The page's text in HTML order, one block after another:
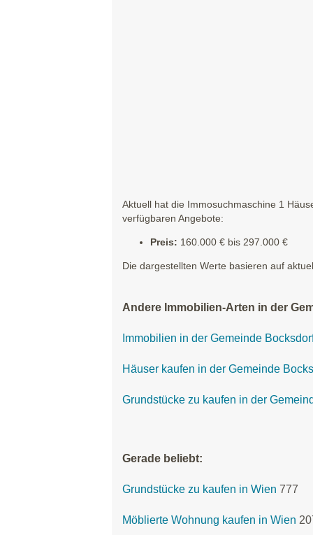
Aktuell hat die Immosuchmaschine 1
verfügbaren Angebote:
Preis: 160.000 € bis 297.000 €
Die dargestellten Werte basieren auf
Andere Immobilien-Arten in der
Immobilien in der Gemeinde
Häuser kaufen in der Gemeinde
Grundstücke zu kaufen in der
Gerade beliebt:
Grundstücke zu kaufen in Wien 777
Möblierte Wohnung kaufen in Wien